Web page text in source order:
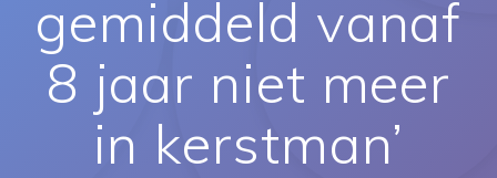
gemiddeld vanaf
8 jaar niet meer
in kerstman’